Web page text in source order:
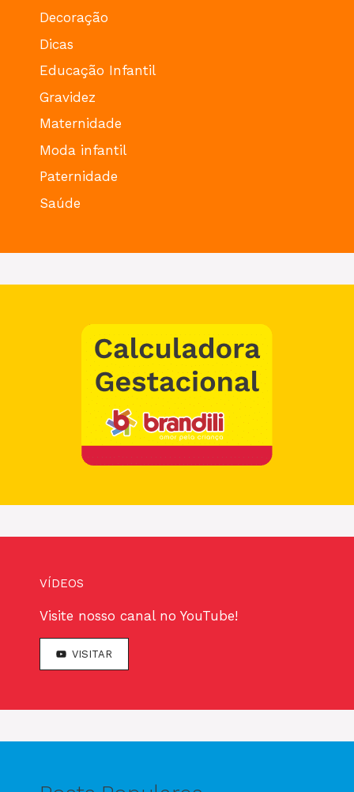
Decoração
Dicas
Educação Infantil
Gravidez
Maternidade
Moda infantil
Paternidade
Saúde
VÍDEOS
Visite nosso canal no YouTube!
VISITAR